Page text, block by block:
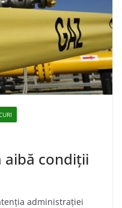
aibă condiţii
administrației